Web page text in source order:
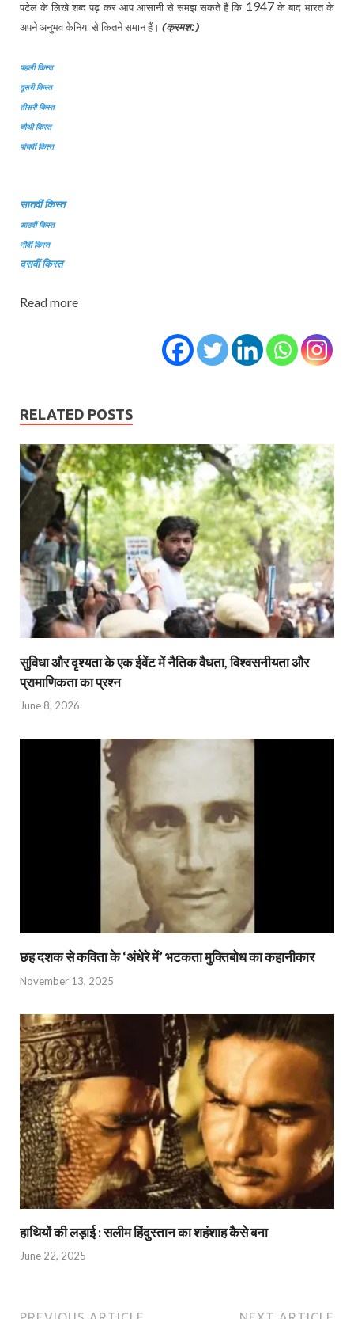
पटेल के लिखे शब्द पढ़ कर आप आसानी से समझ सकते हैं कि 1947के बाद भारत के
अपने अनुभव केनिया से कितने समान हैं। (क्रमश:)
पहली किस्‍त
दूसरी किस्‍त
तीसरी किस्‍त
चौथी किस्‍त
पांचवीं किस्‍त
सातवीं किस्‍त
आठवीं किस्‍त
नौवीं किस्‍त
दसवीं किस्‍त
Read more
RELATED POSTS
सुविधा और दृश्यता के एक ईवेंट में नैतिक वैधता, विश्वसनीयता और
प्रामाणिकता का प्रश्न
June 8, 2026
छह दशक से कविता के ‘अंधेरे में’ भटकता मुक्तिबोध का कहानीकार
November 13, 2025
हाथियों की लड़ाई : सलीम हिंदुस्तान का शहंशाह कैसे बना
June 22, 2025